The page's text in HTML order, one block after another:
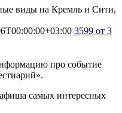
виды на Кремль и Сити,
3599 от 3
про событие
самых интересных